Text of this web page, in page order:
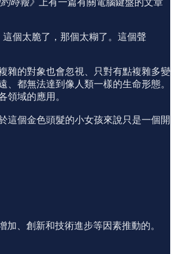
個太脆了，那個太糊了。這個聲
雜的對象也會忽視、只對有點複雜多變
都無法達到像人類一樣的生命形態。
領域的應用。
這個金色頭髮的小女孩來說只是一個開
、創新和技術進步等因素推動的。